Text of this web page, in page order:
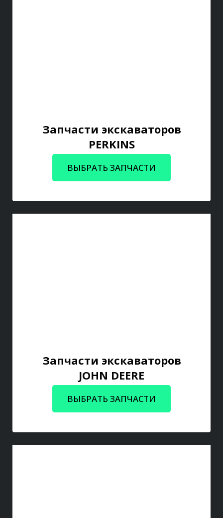
Запчасти экскаваторов
PERKINS
ВЫБРАТЬ ЗАПЧАСТИ
Запчасти экскаваторов
JOHN DEERE
ВЫБРАТЬ ЗАПЧАСТИ